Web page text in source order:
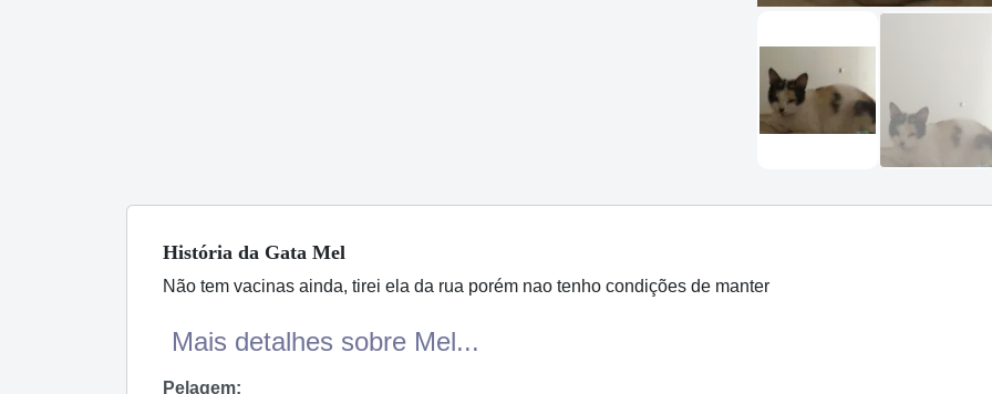
História da Gata Mel
Não tem vacinas ainda, tirei ela da rua porém nao tenho condições de manter
Mais detalhes sobre Mel...
Pelagem: